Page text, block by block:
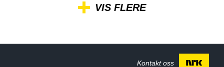
VIS FLERE
Kontakt oss